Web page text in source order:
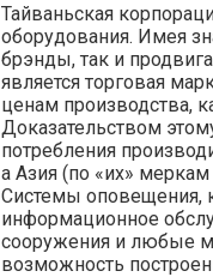
Тайваньская
оборудования. Имея
брэнды, так и
является торговая
ценам производства,
Доказательством
потребления
а Азия (по «их»
Системы оповещения,
информационное
сооружения и любые
возможность